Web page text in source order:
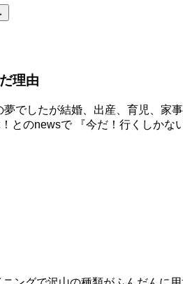
理由
夢でしたが結婚、出産、育児、家
とのnewsで 『今だ！行くしかな